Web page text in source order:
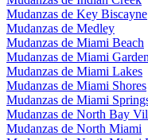
Mudanzas de Key Biscayne
Mudanzas de Medley
Mudanzas de Miami Beach
Mudanzas de Miami
Mudanzas de Miami Lakes
Mudanzas de Miami Shores
Mudanzas de Miami
Mudanzas de North Bay
Mudanzas de North Miami